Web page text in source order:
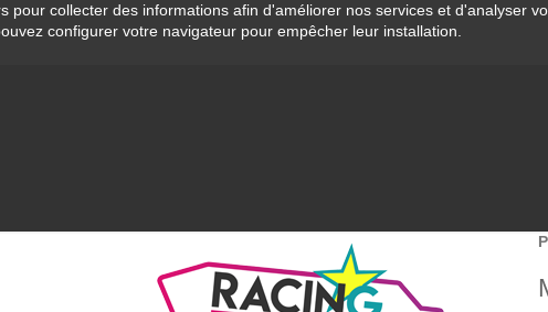
pour collecter des informations afin d'améliorer nos services et d'analyser
configurer votre navigateur pour empêcher leur installation.